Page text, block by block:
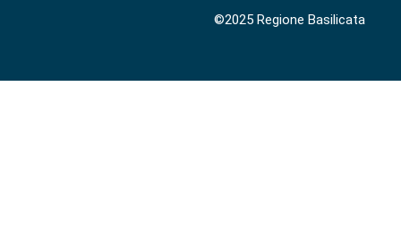
©2025 Regione Basilicata